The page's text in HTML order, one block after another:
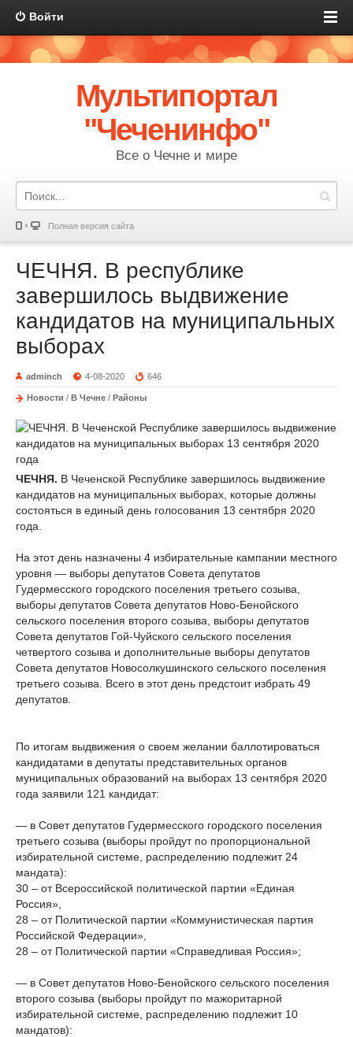
Войти
Мультипортал
"Чеченинфо"
Все о Чечне и мире
Полная версия сайта
ЧЕЧНЯ. В республике
завершилось выдвижение
кандидатов на муниципальных
выборах
adminch 4-08-2020 646
Новости / В Чечне / Районы
ЧЕЧНЯ. В Чеченской Республике завершилось выдвижение
кандидатов на муниципальных выборах, которые должны
состояться в единый день голосования 13 сентября 2020
года.
На этот день назначены 4 избирательные кампании местного
уровня — выборы депутатов Совета депутатов
Гудермесского городского поселения третьего созыва,
выборы депутатов Совета депутатов Ново-Бенойского
сельского поселения второго созыва, выборы депутатов
Совета депутатов Гой-Чуйского сельского поселения
четвертого созыва и дополнительные выборы депутатов
Совета депутатов Новосолкушинского сельского поселения
третьего созыва. Всего в этот день предстоит избрать 49
депутатов.
По итогам выдвижения о своем желании баллотироваться
кандидатами в депутаты представительных органов
муниципальных образований на выборах 13 сентября 2020
года заявили 121 кандидат:
— в Совет депутатов Гудермесского городского поселения
третьего созыва (выборы пройдут по пропорциональной
избирательной системе, распределению подлежит 24
мандата):
30 – от Всероссийской политической партии «Единая
Россия»,
28 – от Политической партии «Коммунистическая партия
Российской Федерации»,
28 – от Политической партии «Справедливая Россия»;
— в Совет депутатов Ново-Бенойского сельского поселения
второго созыва (выборы пройдут по мажоритарной
избирательной системе, распределению подлежит 10
мандатов):